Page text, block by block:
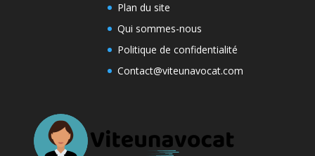
Plan du site
Qui sommes-nous
Politique de confidentialité
Contact@viteunavocat.com